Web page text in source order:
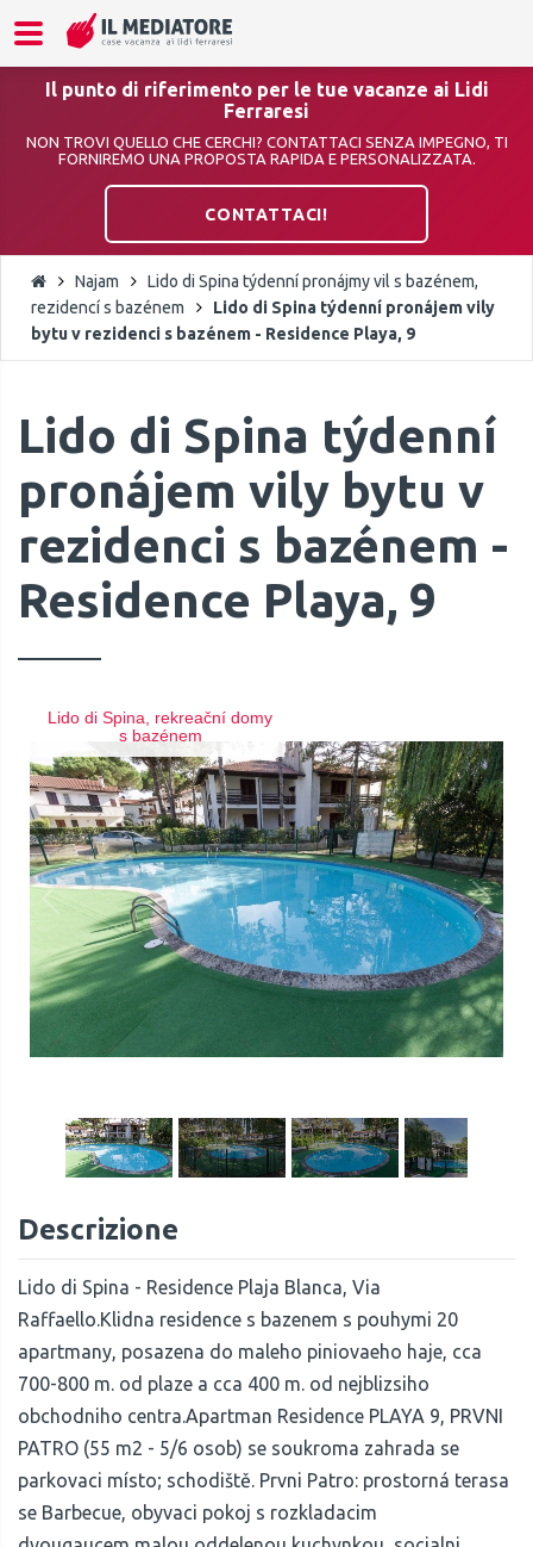
Il punto di riferimento per le tue vacanze ai Lidi
Ferraresi
NON TROVI QUELLO CHE CERCHI? CONTATTACI SENZA IMPEGNO, TI
FORNIREMO UNA PROPOSTA RAPIDA E PERSONALIZZATA.
CONTATTACI!
Najam
Lido di Spina týdenní pronájmy vil s bazénem,
rezidencí s bazénem
Lido di Spina týdenní pronájem vily
bytu v rezidenci s bazénem - Residence Playa, 9
Lido di Spina týdenní
pronájem vily bytu v
rezidenci s bazénem -
Residence Playa, 9
Lido di Spina, rekreační domy
s bazénem
Descrizione
Lido di Spina - Residence Plaja Blanca, Via
Raffaello.Klidna residence s bazenem s pouhymi 20
apartmany, posazena do maleho piniovaeho haje, cca
700-800 m. od plaze a cca 400 m. od nejblizsiho
obchodniho centra.Apartman Residence PLAYA 9, PRVNI
PATRO (55 m2 - 5/6 osob) se soukroma zahrada se
parkovaci místo; schodiště. Prvni Patro: prostorná terasa
se Barbecue, obyvaci pokoj s rozkladacim